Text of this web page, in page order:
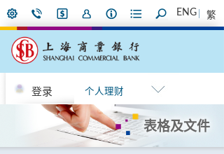
ENG 繁
登录 个人理财
表格及文件